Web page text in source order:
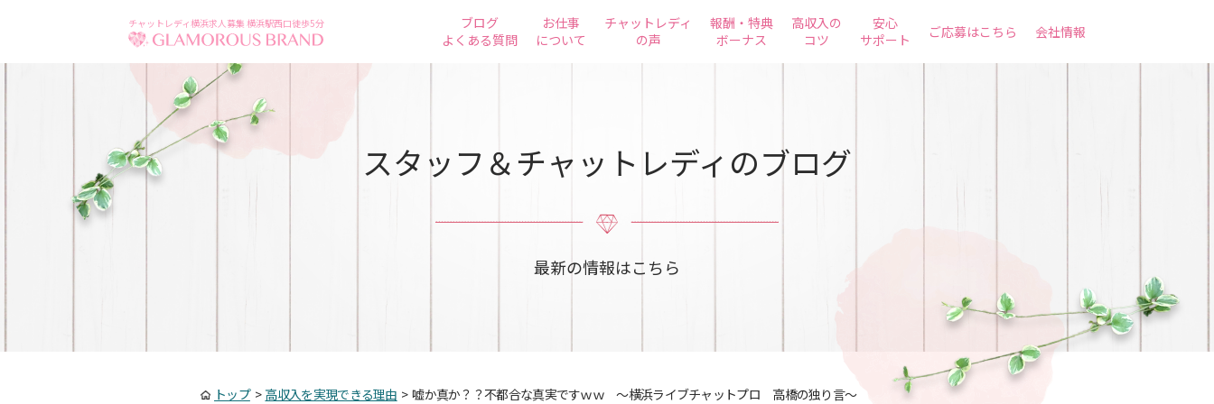
チャットレディ横浜求人募集 横浜駅西口徒歩5分
ブログ
よくある質問
お仕事
について
チャットレディ
の声
報酬・特典
ボーナス
高収入の
コツ
安心
サポート
ご応募はこちら 会社情報
スタッフ＆チャットレディのブログ
最新の情報はこちら
トップ> 高収入を実現できる理由 >嘘か真か？？不都合な真実ですｗｗ ～横浜ライブチャットプロ 高橋の独り言～